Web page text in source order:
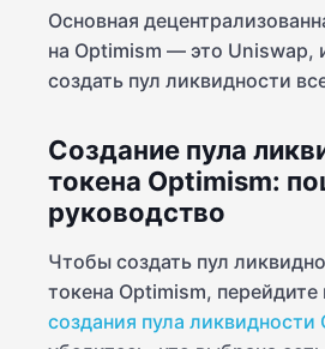
Основная
на Optimism — это
создать пул ликвидности
Создание пула
токена Optimism:
руководство
Чтобы создать пул
токена Optimism, перейдите
создания пула ликвидности